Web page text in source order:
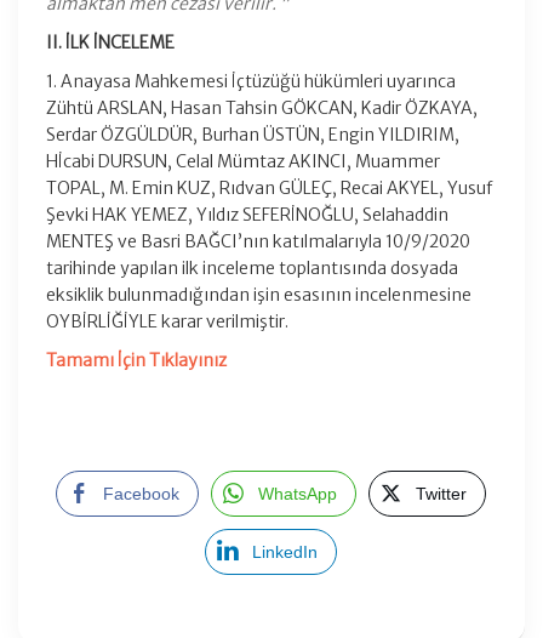
II. İLK İNCELEME
1. Anayasa Mahkemesi İçtüzüğü hükümleri uyarınca
Zühtü ARSLAN, Hasan Tahsin GÖKCAN, Kadir ÖZKAYA,
Serdar ÖZGÜLDÜR, Burhan ÜSTÜN, Engin YILDIRIM,
Hİcabi DURSUN, Celal Mümtaz AKINCI, Muammer
TOPAL, M. Emin KUZ, Rıdvan GÜLEÇ, Recai AKYEL, Yusuf
Şevki HAK YEMEZ, Yıldız SEFERİNOĞLU, Selahaddin
MENTEŞ ve Basri BAĞCI’nın katılmalarıyla 10/9/2020
tarihinde yapılan ilk inceleme toplantısında dosyada
eksiklik bulunmadığından işin esasının incelenmesine
OYBİRLİĞİYLE karar verilmiştir.
Tamamı İçin Tıklayınız
Facebook WhatsApp Twitter
LinkedIn